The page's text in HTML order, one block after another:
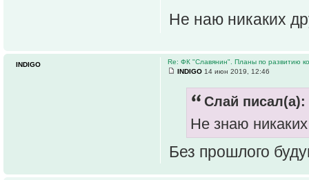
Не наю никаких
Re: ФК "Славянин". Планы по развитию
INDIGO 14 июн 2019, 12:46
Слай писал(а):
Не знаю
Без прошлого
INDIGO